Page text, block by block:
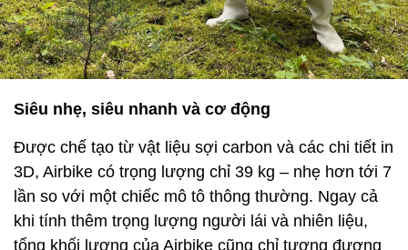
Siêu nhẹ, siêu nhanh và cơ động
Được chế tạo từ vật liệu sợi carbon và các chi tiết in
3D, Airbike có trọng lượng chỉ 39 kg – nhẹ hơn tới 7
lần so với một chiếc mô tô thông thường. Ngay cả
khi tính thêm trọng lượng người lái và nhiên liệu,
tổng khối lượng của Airbike cũng chỉ tương đương